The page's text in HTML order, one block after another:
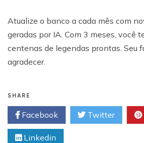
Atualize o banco a cada mês com
geradas por IA. Com 3 meses, você
centenas de legendas prontas. Seu
agradecer.
SHARE
Facebook Twitter
Linkedin